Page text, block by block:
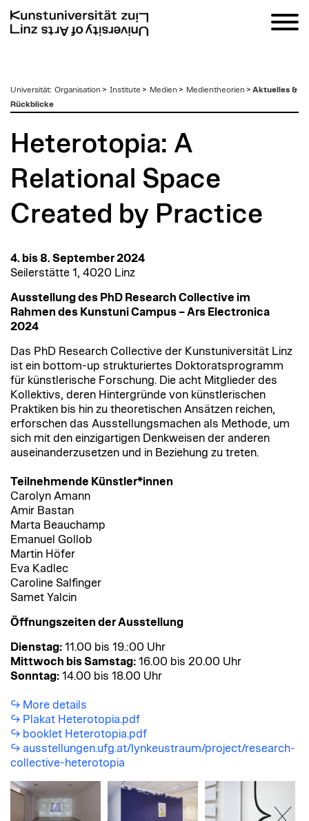
zum
Inhalt
Universität: Organisation > Institute > Medien > Medientheorien > Aktuelles &
Rückblicke
Heterotopia: A
Relational Space
Created by Practice
4. bis 8. September 2024
Seilerstätte 1, 4020 Linz
Ausstellung des PhD Research Collective im
Rahmen des Kunstuni Campus – Ars Electronica
2024
Das PhD Research Collective der Kunstuniversität Linz
ist ein bottom-up strukturiertes Doktoratsprogramm
für künstlerische Forschung. Die acht Mitglieder des
Kollektivs, deren Hintergründe von künstlerischen
Praktiken bis hin zu theoretischen Ansätzen reichen,
erforschen das Ausstellungsmachen als Methode, um
sich mit den einzigartigen Denkweisen der anderen
auseinanderzusetzen und in Beziehung zu treten.
Teilnehmende Künstler*innen
Carolyn Amann
Amir Bastan
Marta Beauchamp
Emanuel Gollob
Martin Höfer
Eva Kadlec
Caroline Salfinger
Samet Yalcin
Öffnungszeiten der Ausstellung
Dienstag: 11.00 bis 19.:00 Uhr
Mittwoch bis Samstag: 16.00 bis 20.00 Uhr
Sonntag: 14.00 bis 18.00 Uhr
More details
Plakat Heterotopia.pdf
booklet Heterotopia.pdf
ausstellungen.ufg.at/lynkeustraum/project/research-
collective-heterotopia